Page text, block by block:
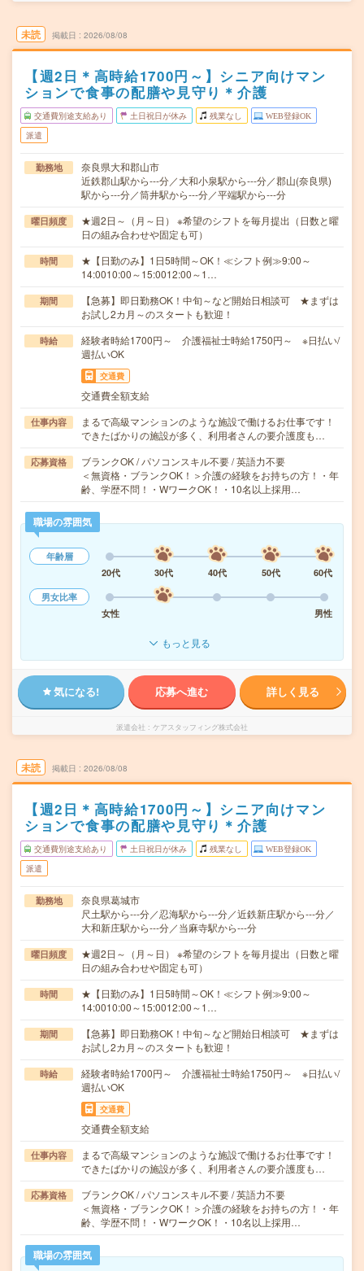
未読 掲載日 2026/08/08
【週2日＊高時給1700円～】シニア向けマン
ションで食事の配膳や見守り＊介護
交通費別途支給あり 土日祝日が休み 残業なし WEB登録OK
派遣
勤務地
奈良県大和郡山市
近鉄郡山駅から---分／大和小泉駅から---分／郡山(奈良県)
駅から---分／筒井駅から---分／平端駅から---分
曜日頻度
★週2日～（月～日） ※希望のシフトを毎月提出（日数と曜
日の組み合わせや固定も可）
時間
★【日勤のみ】1日5時間～OK！≪シフト例≫9:00～
14:0010:00～15:0012:00～1…
期間
【急募】即日勤務OK！中旬～など開始日相談可 ★まずは
お試し2カ月～のスタートも歓迎！
時給
経験者時給1700円～ 介護福祉士時給1750円～ ※日払い/
週払いOK
交通費
交通費全額支給
仕事内容
まるで高級マンションのような施設で働けるお仕事です！
できたばかりの施設が多く、利用者さんの要介護度も…
応募資格
ブランクOK / パソコンスキル不要 / 英語力不要
＜無資格・ブランクOK！＞介護の経験をお持ちの方！・年
齢、学歴不問！・WワークOK！・10名以上採用…
職場の雰囲気
年齢層
20代
30代 40代 50代
60代
男女比率
女性
男性
もっと見る
気になる! 応募へ進む 詳しく見る
派遣会社 ケアスタッフィング株式会社
未読 掲載日 2026/08/08
【週2日＊高時給1700円～】シニア向けマン
ションで食事の配膳や見守り＊介護
交通費別途支給あり 土日祝日が休み 残業なし WEB登録OK
派遣
勤務地
奈良県葛城市
尺土駅から---分／忍海駅から---分／近鉄新庄駅から---分／
大和新庄駅から---分／当麻寺駅から---分
曜日頻度
★週2日～（月～日） ※希望のシフトを毎月提出（日数と曜
日の組み合わせや固定も可）
時間
★【日勤のみ】1日5時間～OK！≪シフト例≫9:00～
14:0010:00～15:0012:00～1…
期間
【急募】即日勤務OK！中旬～など開始日相談可 ★まずは
お試し2カ月～のスタートも歓迎！
時給
経験者時給1700円～ 介護福祉士時給1750円～ ※日払い/
週払いOK
交通費
交通費全額支給
仕事内容
まるで高級マンションのような施設で働けるお仕事です！
できたばかりの施設が多く、利用者さんの要介護度も…
応募資格
ブランクOK / パソコンスキル不要 / 英語力不要
＜無資格・ブランクOK！＞介護の経験をお持ちの方！・年
齢、学歴不問！・WワークOK！・10名以上採用…
職場の雰囲気